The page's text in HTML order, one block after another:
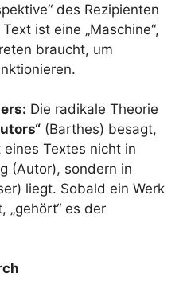
des Rezipienten
ist eine „Maschine“,
braucht, um
Die radikale Theorie
(Barthes) besagt,
Textes nicht in
(Autor), sondern in
liegt. Sobald ein Werk
„gehört“ es der